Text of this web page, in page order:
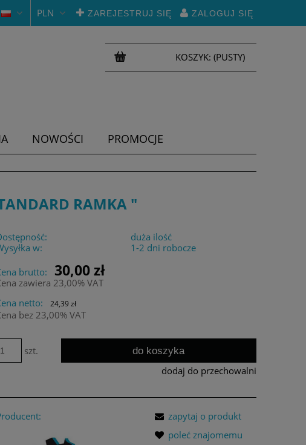
ZAREJESTRUJ SIĘ ZALOGUJ SIĘ
PLN
KOSZYK: (PUSTY)
NOWOŚCI
PROMOCJE
RAMKA "
duża ilość
w:
1-2 dni robocze
brutto:
30,00 zł
zawiera 23,00% VAT
netto:
24,39 zł
bez 23,00% VAT
szt.
do koszyka
dodaj do przechowalni
zapytaj o produkt
poleć znajomemu